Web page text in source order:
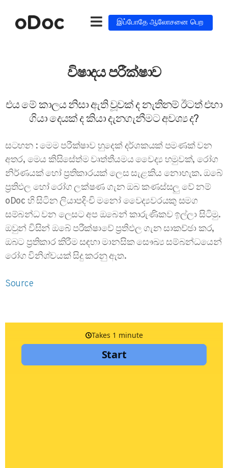
இப்போதே ஆலோசனை பெற
විෂාදය පරීක්ෂාව
එය මේ කාලය නිසා ඇති වූවක් ද නැතිනම් ඊටත් එහා
ගියා දෙයක් ද කියා දැනගැනීමට අවශ්‍ය ද?
සටහන : මෙම පරීක්ෂාව හුදෙක් දර්ශකයක් පමණක් වන
අතර, මෙය කිසිසේත්ම වෘත්තීයමය වෛද්‍ය හමුවක්, රෝග
නිර්ණයක් හෝ ප්‍රතිකාරයක් ලෙස සැළකිය නොහැක. ඔබේ
ප්‍රතිඵල හෝ රෝග ලක්ෂණ ගැන ඔබ කණස්සලු වේ නම්
oDoc හි සිටින ලියාපදිංචි මනෝ වෛද්‍යවරයකු සමග
සම්බන්ධ වන ලෙසට අප ඔබෙන් කාරුණිකව ඉල්ලා සිටිමු.
ඔවුන් විසින් ඔබේ පරීක්ෂාවේ ප්‍රතිඵල ගැන සාකච්ඡා කර,
ඔබට ප්‍රතිකාර කිරීම සඳහා මානසික සෞඛ්‍ය සම්බන්ධයෙන්
රෝග විනිශ්චයක් සිදු කරනු ඇත.
Source